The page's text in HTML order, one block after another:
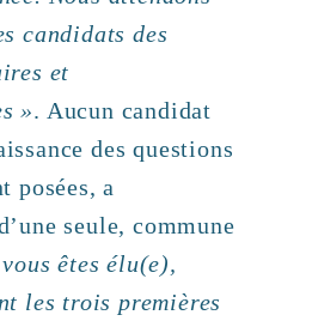
candidats des
et
». Aucun candidat
des questions
posées, a
seule, commune
êtes élu(e),
les trois premières